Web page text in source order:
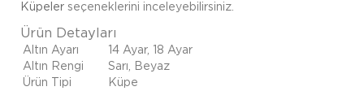
Küpeler seçeneklerini inceleyebilirsiniz.
Ürün Detayları
Altın Ayarı
14 Ayar, 18 Ayar
Altın Rengi
Sarı, Beyaz
Ürün Tipi
Küpe